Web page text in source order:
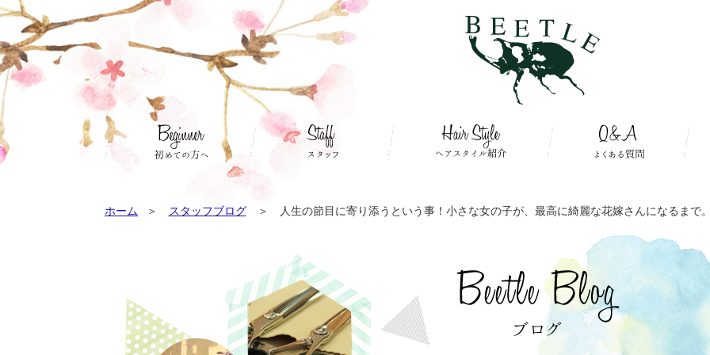
ホーム スタッフブログ 人生の節目に寄り添うという事！小さな女の子が、最高に綺麗な花嫁さんになるまで